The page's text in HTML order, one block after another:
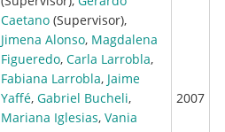
Caetano (Supervisor),
Jimena Alonso, Magdalena
Figueredo, Carla Larrobla,
Fabiana Larrobla, Jaime
Yaffé, Gabriel Bucheli,
Mariana Iglesias, Vania
2007